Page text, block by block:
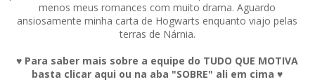
menos meus romances com muito drama. Aguardo
ansiosamente minha carta de Hogwarts enquanto viajo pelas
terras de Nárnia.
♥ Para saber mais sobre a equipe do TUDO QUE MOTIVA
basta clicar aqui ou na aba "SOBRE" ali em cima ♥